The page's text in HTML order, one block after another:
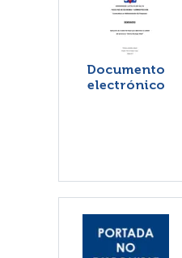
Documento
electrónico